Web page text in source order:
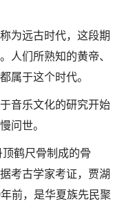
为远古时代，这段期
人们所熟知的黄帝、
属于这个时代。
音乐文化的研究开始
问世。
鹤尺骨制成的骨
考古学家考证，贾湖
前，是华夏族先民聚